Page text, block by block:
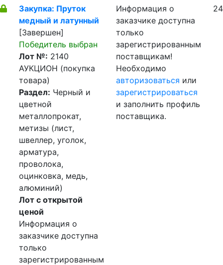
Закупка: Пруток
медный и латунный
[Завершен]
Победитель выбран
Лот №: 2140
АУКЦИОН (покупка
товара)
Раздел: Черный и
цветной
металлопрокат,
метизы (лист,
швеллер, уголок,
арматура,
проволока,
оцинковка, медь,
алюминий)
Лот с открытой
ценой
Информация о
заказчике доступна
только
зарегистрированным
Информация о
заказчике доступна
только
зарегистрированным
поставщикам!
Необходимо
авторизоваться или
зарегистрироваться
и заполнить профиль
поставщика.